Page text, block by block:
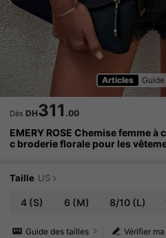
Articles
Dès DH311 .00
EMERY ROSE Chemise femme à
c broderie florale pour les
Taille US
4 (S) 6 (M) 8/10(L)
Vérifier
Guide des tailles